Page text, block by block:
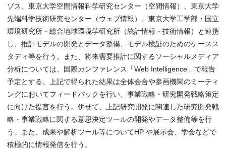
ゾス、東京大学空間情報科学研究センター（空間情報）、東京大学
先端科学技術研究センター（ウェブ情報）、東京大学工学部・国立
環境研究所・総合地球環境学研究所（統計情報・技術情報）と連携
し、推計モデルの開発とデータ整備、モデル検証のためのケースス
タディ等を行う。また、将来需要推計に関するソーシャルメディア
分析については、国際カンファレンス「Web Intelligence」で報告
予定とする。上記で得られた結果は全体会合や参画機関のミーティ
ングにおいてフィードバックを行い、事業戦略・研究開発戦略策定
に向けた提言を行う。併せて、上記研究開発に関連した研究開発戦
略・事業戦略に関する意思決定ツールの開発やデータ整備等を行
う。また、成果や解析ツール等についてHP や展示会、学会などで
積極的に情報発信を行う。